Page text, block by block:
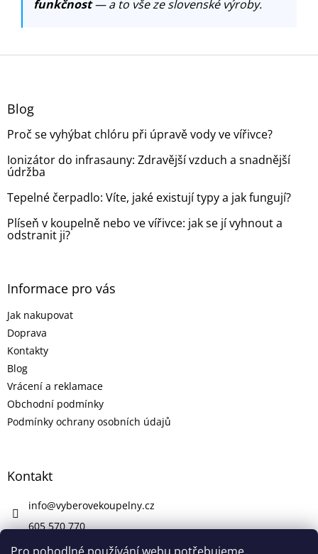
funkčnost— a to vše ze slovenské výroby.
Z
Blog
Proč se vyhýbat chlóru při úpravě vody ve vířivce?
Ionizátor do infrasauny: Zdravější vzduch a snadnější
údržba
Tepelné čerpadlo: Víte, jaké existují typy a jak fungují?
Plíseň v koupelně nebo ve vířivce: jak se jí vyhnout a
odstranit ji?
Informace pro vás
Jak nakupovat
Doprava
Kontakty
Blog
Vrácení a reklamace
Obchodní podmínky
Podmínky ochrany osobních údajů
Kontakt
info@vyberovekoupelny.cz
605 570 770
https://www.facebook.com/vyberovekoupelny/